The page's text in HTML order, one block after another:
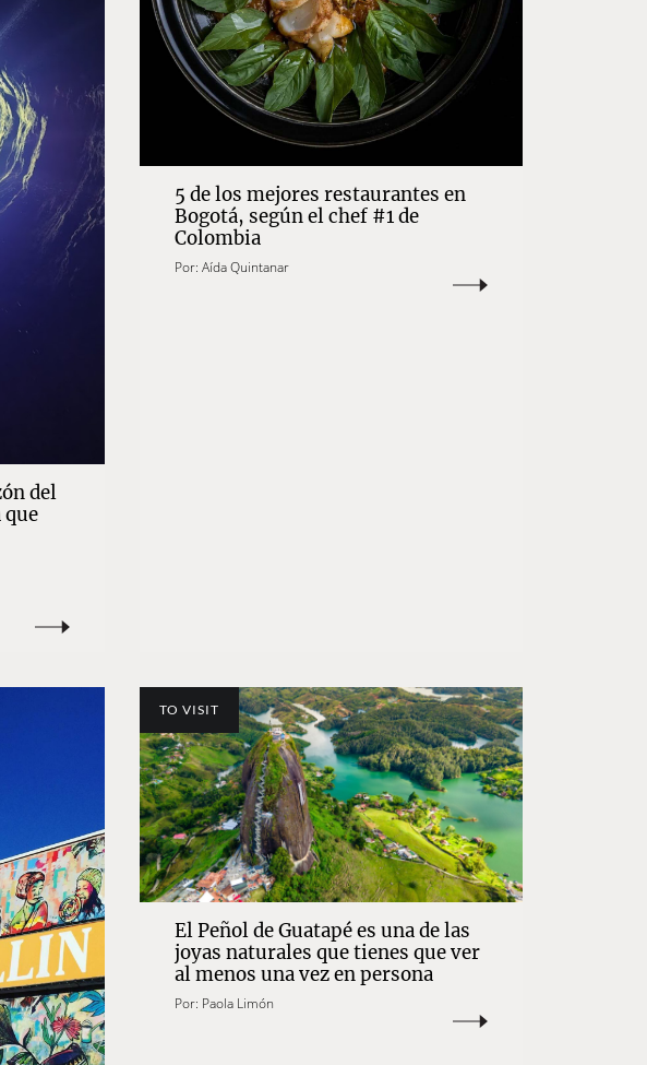
del
que
5 de los mejores restaurantes en
Bogotá, según el chef #1 de
Colombia
Por:Aída Quintanar
TO VISIT
El Peñol de Guatapé es una de las
joyas naturales que tienes que ver
al menos una vez en persona
Por: Paola Limón